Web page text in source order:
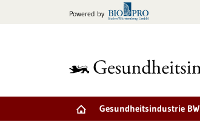
Powered by
Gesundheitsindustrie BW